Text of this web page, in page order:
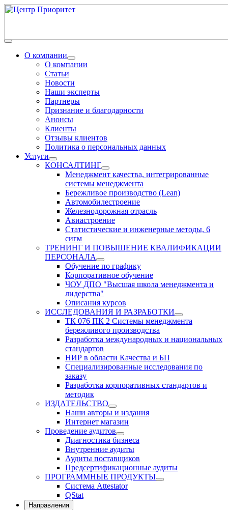
О компании
О компании
Статьи
Новости
Наши эксперты
Партнеры
Признание и благодарности
Анонсы
Клиенты
Отзывы клиентов
Политика о персональных данных
Услуги
КОНСАЛТИНГ
Менеджмент качества, интегрированные
системы менеджмента
Бережливое производство (Lean)
Автомобилестроение
Железнодорожная отрасль
Авиастроение
Статистические и инженерные методы, 6
сигм
ТРЕНИНГ И ПОВЫШЕНИЕ КВАЛИФИКАЦИИ
ПЕРСОНАЛА
Обучение по графику
Корпоративное обучение
ЧОУ ДПО "Высшая школа менеджмента и
лидерства"
Описания курсов
ИССЛЕДОВАНИЯ И РАЗРАБОТКИ
ТК 076 ПК 2 Системы менеджмента
бережливого производства
Разработка международных и национальных
стандартов
НИР в области Качества и БП
Специализированные исследования по
заказу
Разработка корпоративных стандартов и
методик
ИЗДАТЕЛЬСТВО
Наши авторы и издания
Интернет магазин
Проведение аудитов
Диагностика бизнеса
Внутренние аудиты
Аудиты поставщиков
Предсертификационные аудиты
ПРОГРАММНЫЕ ПРОДУКТЫ
Система Attestator
QStat
Направления